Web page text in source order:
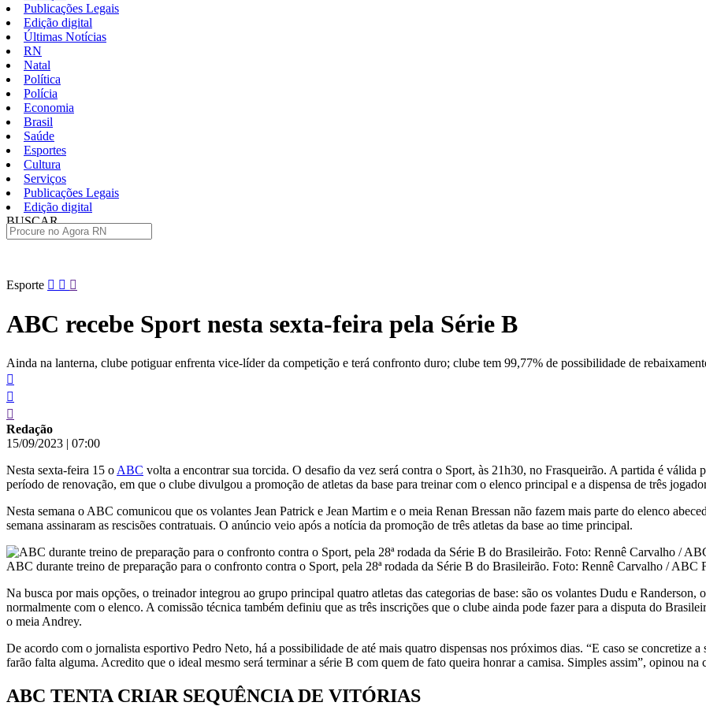
Publicações Legais
Edição digital
Últimas Notícias
RN
Natal
Política
Polícia
Economia
Brasil
Saúde
Esportes
Cultura
Serviços
Publicações Legais
Edição digital
BUSCAR
Pular
para
conteúdo
Esporte
ABC recebe Sport nesta sexta-feira pela Série B
Ainda na lanterna, clube potiguar enfrenta vice-líder da competição e terá confronto duro; clube tem 99,77% de possibilidade de
Redação
15/09/2023 | 07:00
Nesta sexta-feira 15 o ABC volta a encontrar sua torcida. O desafio da vez será contra o Sport, às 21h30, no Frasqueirão. A partida é válida
período de renovação, em que o clube divulgou a promoção de atletas da base para treinar com o elenco principal e a dispensa de três
Nesta semana o ABC comunicou que os volantes Jean Patrick e Jean Martim e o meia Renan Bressan não fazem mais parte do elenco
semana assinaram as rescisões contratuais. O anúncio veio após a notícia da promoção de três atletas da base ao time principal.
ABC durante treino de preparação para o confronto contra o Sport, pela 28ª rodada da Série B do Brasileirão. Foto: Rennê Carvalho / ABC
Na busca por mais opções, o treinador integrou ao grupo principal quatro atletas das categorias de base: são os volantes Dudu e
normalmente com o elenco. A comissão técnica também definiu que as três inscrições que o clube ainda pode fazer para a disputa do
o meia Andrey.
De acordo com o jornalista esportivo Pedro Neto, há a possibilidade de até mais quatro dispensas nos próximos dias. “E caso se concretize
farão falta alguma. Acredito que o ideal mesmo será terminar a série B com quem de fato queira honrar a camisa. Simples assim”, opinou
ABC TENTA CRIAR SEQUÊNCIA DE VITÓRIAS